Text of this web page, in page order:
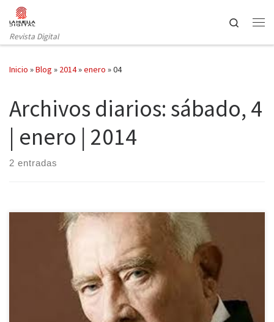
Saltar al contenido
Revista Digital
Search
Inicio »Blog » 2014»enero »04
Archivos diarios: sábado, 4
| enero | 2014
2 entradas
Muchos rostros conocidos fallecen cada año diciendo adiós a
miles de seguidores que lloran su pérdida y que recuerdan todo
lo que los primeros significaron para ellos. Queridos huelleros,
desde nuestra sección de Televisión, hemos querido hacer este
artículo en homenaje a aquellos personajes televisivos de nuestro